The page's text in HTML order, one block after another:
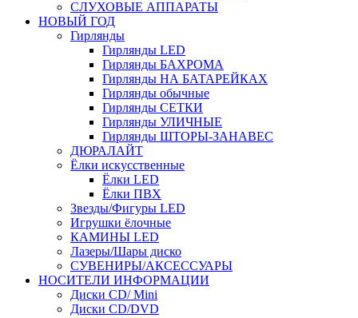
СЛУХОВЫЕ АППАРАТЫ
НОВЫЙ ГОД
Гирлянды
Гирлянды LED
Гирлянды БАХРОМА
Гирлянды НА БАТАРЕЙКАХ
Гирлянды обычные
Гирлянды СЕТКИ
Гирлянды УЛИЧНЫЕ
Гирлянды ШТОРЫ-ЗАНАВЕС
ДЮРАЛАЙТ
Ёлки искусственные
Ёлки LED
Ёлки ПВХ
Звезды/Фигуры LED
Игрушки ёлочные
КАМИНЫ LED
Лазеры/Шары диско
СУВЕНИРЫ/АКСЕССУАРЫ
НОСИТЕЛИ ИНФОРМАЦИИ
Диски CD/ Mini
Диски CD/DVD